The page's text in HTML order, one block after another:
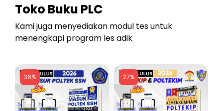
Toko Buku PLC
Kami juga menyediakan modul tes untuk
menengkapi program les adik
36% 27%